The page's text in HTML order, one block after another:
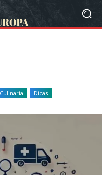
Culinaria Dicas